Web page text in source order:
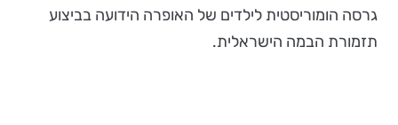
גרסה הומוריסטית לילדים של האופרה הידועה בביצוע
תזמורת הבמה הישראלית.